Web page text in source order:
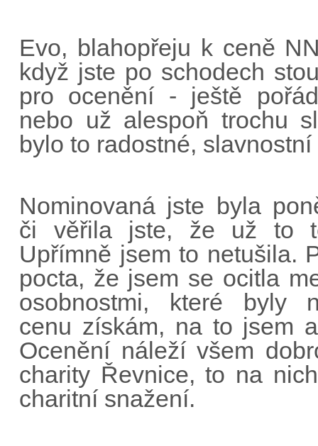
Evo, blahopřeju k ceně
když jste po schodech
pro ocenění - ještě
nebo už alespoň trochu
bylo to radostné,
Nominovaná jste byla
či věřila jste, že už to
Upřímně jsem to netušila.
pocta, že jsem se ocitla
osobnostmi, které byly
cenu získám, na to jsem
Ocenění náleží všem
charity Řevnice, to na
charitní snažení.